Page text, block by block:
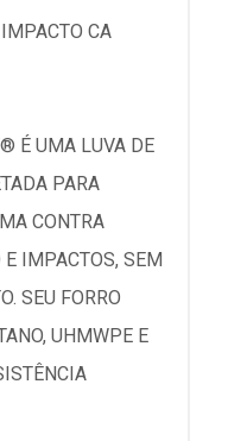
CA
É UMA LUVA DE
PARA
CONTRA
E IMPACTOS, SEM
SEU FORRO
UHMWPE E